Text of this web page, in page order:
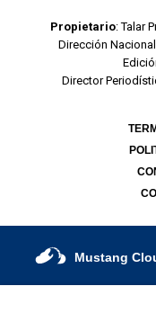
Propietario: Talar
Dirección
Director
Mustang